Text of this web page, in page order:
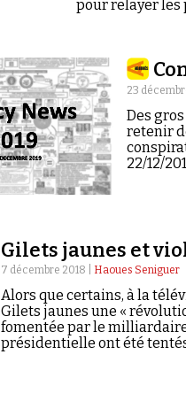
pour relayer les
23
Des
retenir
22/12/
Gilets jaunes et
7 décembre 2018 | Haoues Seniguer
Alors que certains, à la
Gilets jaunes une «
fomentée par le
présidentielle ont été